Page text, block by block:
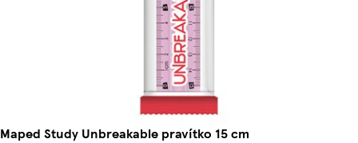
Maped Study Unbreakable pravítko 15 cm